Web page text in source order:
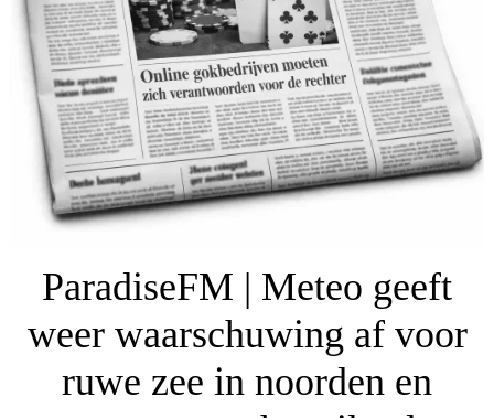
ParadiseFM | Meteo geeft
weer waarschuwing af voor
ruwe zee in noorden en